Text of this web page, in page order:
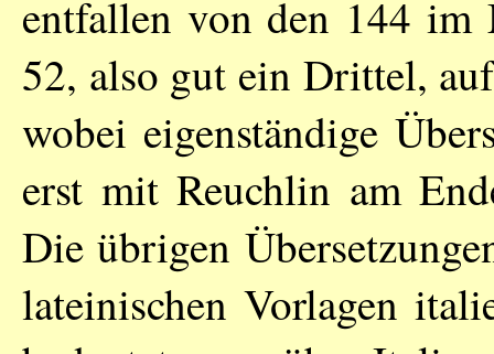
entfallen von den 144 im
52, also gut ein Drittel,
wobei eigenständige
erst mit Reuchlin am
Die übrigen
lateinischen Vorlagen